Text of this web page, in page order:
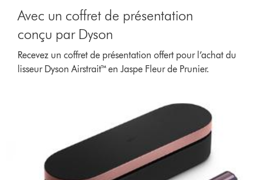
Avec un coffret de présentation
conçu par Dyson
Recevez un coffret de présentation offert pour l’achat du
lisseur Dyson Airstrait™ en Jaspe Fleur de Prunier.